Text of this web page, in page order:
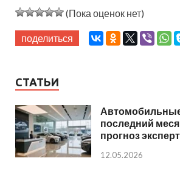
(Пока оценок нет)
поделиться
СТАТЬИ
последний
прогноз
12.05.2026